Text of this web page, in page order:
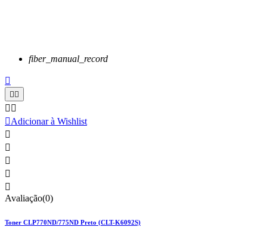
fiber_manual_record


 
Adicionar à Wishlist





Avaliação(0)
Toner CLP770ND/775ND Preto (CLT-K6092S)